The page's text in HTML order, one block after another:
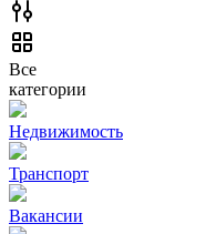
Все
категории
Недвижимость
Транспорт
Вакансии